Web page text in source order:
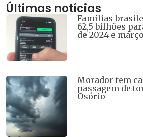
Últimas notícias
Famílias
62,5 bilhões
de 2024 e
Morador tem
passagem de
Osório